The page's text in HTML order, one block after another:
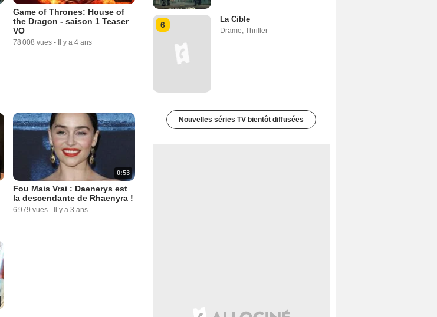
Game of Thrones: House of
the Dragon - saison 1 Teaser
VO
78 008 vues - Il y a 4 ans
0:53
Fou Mais Vrai : Daenerys est
la descendante de Rhaenyra !
6 979 vues - Il y a 3 ans
6
La Cible
Drame, Thriller
Nouvelles séries TV bientôt diffusées